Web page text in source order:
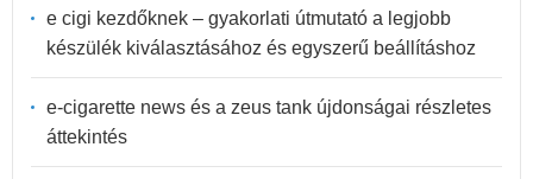
e cigi kezdőknek – gyakorlati útmutató a legjobb
készülék kiválasztásához és egyszerű beállításhoz
e-cigarette news és a zeus tank újdonságai részletes
áttekintés